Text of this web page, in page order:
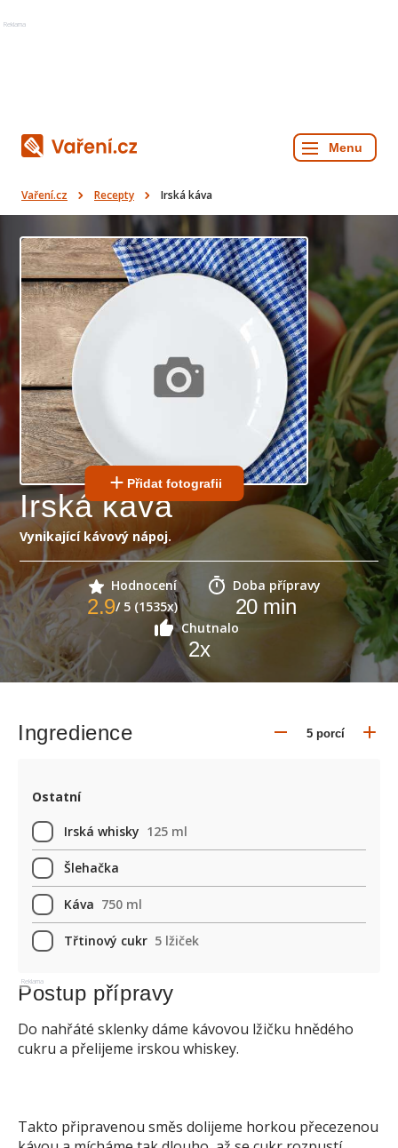
Reklama
Vaření.cz Recepty Irská káva
Přidat fotografii
Irská káva
Vynikající kávový nápoj.
Hodnocení
2.9/ 5 (1535x)
Doba přípravy
20min
Chutnalo
2x
Ingredience
Ostatní
Irská whisky 125 ml
Šlehačka
Káva 750 ml
Třtinový cukr 5 lžiček
Reklama
Postup přípravy
Do nahřáté sklenky dáme kávovou lžičku hnědého
cukru a přelijeme irskou whiskey.
Takto připravenou směs dolijeme horkou přecezenou